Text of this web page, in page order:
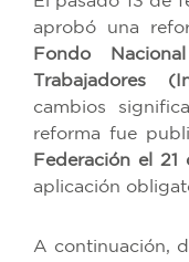
aprobó una
Fondo
Trabajadores
cambios
reforma fue
Federación el
aplicación
A continuación,